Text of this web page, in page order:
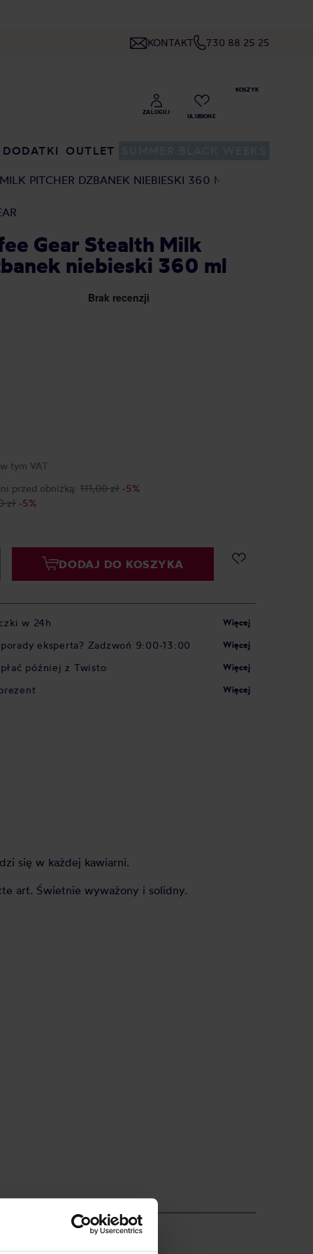
KONTAKT 730 88 25 25
DODATKI OUTLET
PITCHER DZBANEK NIEBIESKI 360 ML
Gear Stealth Milk
niebieski 360 ml
w tym VAT
przed obniżką: 111,00 zł -5%
zł -5%
DODAJ DO KOSZYKA
w 24h Więcej
eksperta? Zadzwoń 9:00-13:00 Więcej
później z Twisto Więcej
Więcej
się w każdej kawiarni.
art. Świetnie wyważony i solidny.